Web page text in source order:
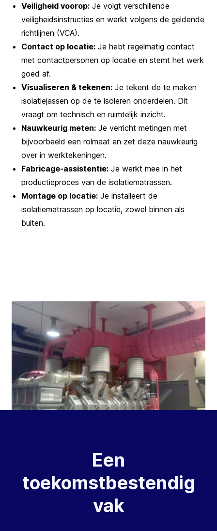
Veiligheid voorop: Je volgt verschillende
veiligheidsinstructies en werkt volgens de geldende
richtlijnen (VCA).
Contact op locatie: Je hebt regelmatig contact
met contactpersonen op locatie en stemt het werk
goed af.
Visualiseren & tekenen: Je tekent de te maken
isolatiejassen op de te isoleren onderdelen. Dit
vraagt om technisch en ruimtelijk inzicht.
Nauwkeurig meten: Je verricht metingen met
bijvoorbeeld een rolmaat en zet deze nauwkeurig
over in werktekeningen.
Fabricage-assistentie: Je werkt mee in het
productieproces van de isolatiematrassen.
Montage op locatie: Je installeert de
isolatiematrassen op locatie, zowel binnen als
buiten.
Een
toekomstbestendig
vak